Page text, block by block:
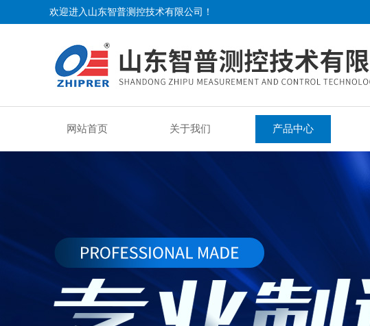
欢迎进入山东智普测控技术有限公司！
网站首页 关于我们 产品中心